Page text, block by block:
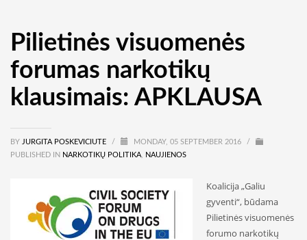
Pilietinės visuomenės
forumas narkotikų
klausimais: APKLAUSA
BY JURGITA POSKEVICIUTE / MONDAY, 05 SEPTEMBER 2016
/
PUBLISHED IN NARKOTIKŲ POLITIKA NAUJIENOS
Koalicija „Galiu
gyventi“, būdama
Pilietinės visuomenės
forumo narkotikų